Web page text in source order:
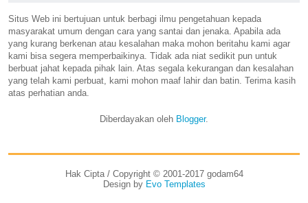
Situs Web ini bertujuan untuk berbagi ilmu pengetahuan kepada
masyarakat umum dengan cara yang santai dan jenaka. Apabila ada
yang kurang berkenan atau kesalahan maka mohon beritahu kami agar
kami bisa segera memperbaikinya. Tidak ada niat sedikit pun untuk
berbuat jahat kepada pihak lain. Atas segala kekurangan dan kesalahan
yang telah kami perbuat, kami mohon maaf lahir dan batin. Terima kasih
atas perhatian anda.
Diberdayakan oleh Blogger.
Hak Cipta / Copyright © 2001-2017 godam64
Design by Evo Templates